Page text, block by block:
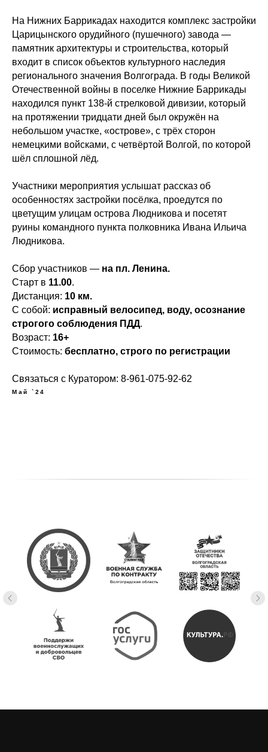
На Нижних Баррикадах находится комплекс застройки
Царицынского орудийного (пушечного) завода —
памятник архитектуры и строительства, который
входит в список объектов культурного наследия
регионального значения Волгограда. В годы Великой
Отечественной войны в поселке Нижние Баррикады
находился пункт 138-й стрелковой дивизии, который
на протяжении тридцати дней был окружён на
небольшом участке, «острове», с трёх сторон
немецкими войсками, с четвёртой Волгой, по которой
шёл сплошной лёд.
Участники мероприятия услышат рассказ об
особенностях застройки посёлка, проедутся по
цветущим улицам острова Людникова и посетят
руины командного пункта полковника Ивана Ильича
Людникова.
Сбор участников — на пл. Ленина.
Старт в 11.00.
Дистанция: 10 км.
С собой: исправный велосипед, воду, осознание
строгого соблюдения ПДД.
Возраст: 16+
Стоимость: бесплатно, строго по регистрации
Связаться с Куратором: 8-961-075-92-62
Май `24